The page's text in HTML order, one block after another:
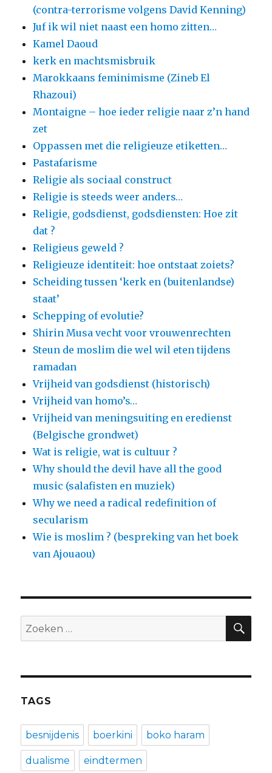
(contra-terrorisme volgens David Kenning)
Juf ik wil niet naast een homo zitten…
Kamel Daoud
kerk en machtsmisbruik
Marokkaans feminimisme (Zineb El
Rhazoui)
Montaigne – hoe ieder religie naar z’n hand
zet
Oppassen met die religieuze etiketten…
Pastafarisme
Religie als sociaal construct
Religie is steeds weer anders…
Religie, godsdienst, godsdiensten: Hoe zit
dat ?
Religieus geweld ?
Religieuze identiteit: hoe ontstaat zoiets?
Scheiding tussen ‘kerk en (buitenlandse)
staat’
Schepping of evolutie?
Shirin Musa vecht voor vrouwenrechten
Steun de moslim die wel wil eten tijdens
ramadan
Vrijheid van godsdienst (historisch)
Vrijheid van homo’s…
Vrijheid van meningsuiting en eredienst
(Belgische grondwet)
Wat is religie, wat is cultuur ?
Why should the devil have all the good
music (salafisten en muziek)
Why we need a radical redefinition of
secularism
Wie is moslim ? (bespreking van het boek
van Ajouaou)
Zoeken
naar:
TAGS
besnijdenis boerkini boko haram
dualisme eindtermen